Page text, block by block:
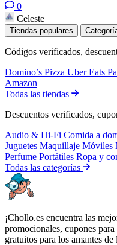
0
Celeste
Tiendas populares
Códigos verificados,
Domino’s Pizza Uber Eats
Amazon
Todas las tiendas
Descuentos verificados,
Audio & Hi-Fi Comida a
Juguetes Maquillaje Móviles
Perfume Portátiles Ropa y
Todas las categorías
¡Chollo.es encuentra las
promocionales, cupones
gratuitos para los amantes